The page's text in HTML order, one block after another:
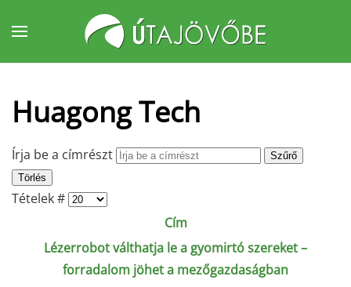
Fő tartalom átugrása
Huagong Tech
Írja be a címrészt
Szűrő
Törlés
Tételek #
Cím
Lézerrobot válthatja le a gyomirtó szereket –
forradalom jöhet a mezőgazdaságban